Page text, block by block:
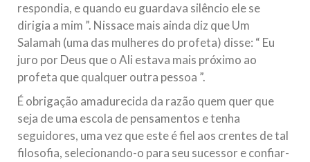
respondia, e quando eu guardava silêncio ele se
dirigia a mim ”. Nissace mais ainda diz que Um
Salamah (uma das mulheres do profeta) disse: “ Eu
juro por Deus que o Ali estava mais próximo ao
profeta que qualquer outra pessoa ”.
É obrigação amadurecida da razão quem quer que
seja de uma escola de pensamentos e tenha
seguidores, uma vez que este é fiel aos crentes de tal
filosofia, selecionando-o para seu sucessor e confiar-